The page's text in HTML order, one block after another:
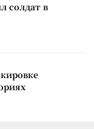
солдат в